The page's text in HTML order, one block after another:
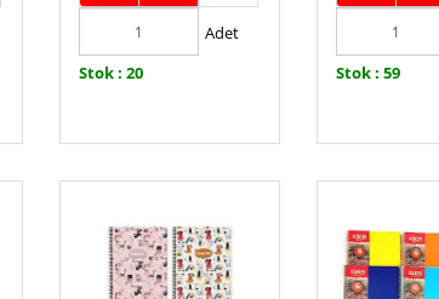
Adet
Stok : 20
Stok : 59